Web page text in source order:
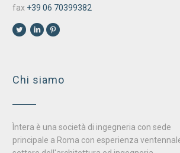
fax +39 06 70399382
Chi siamo
Ìntera è una società di ingegneria con sede
principale a Roma con esperienza